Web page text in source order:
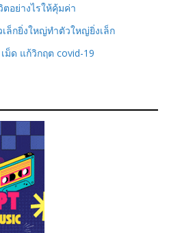
อย่างไรให้คุ้มค่า
ล็กยิ่งใหญ่ทำตัวใหญ่ยิ่งเล็ก
ม็ด แก้วิกฤต covid-19